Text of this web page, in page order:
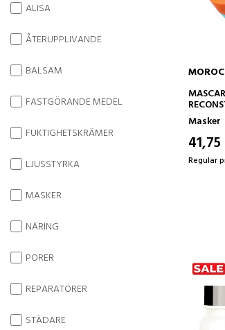
Masker
Regular
ALISA
ÅTERUPPLIVANDE
BALSAM
FASTGÖRANDE MEDEL
FUKTIGHETSKRÄMER
LJUSSTYRKA
MASKER
NÄRING
PORER
REPARATÖRER
STÄDARE